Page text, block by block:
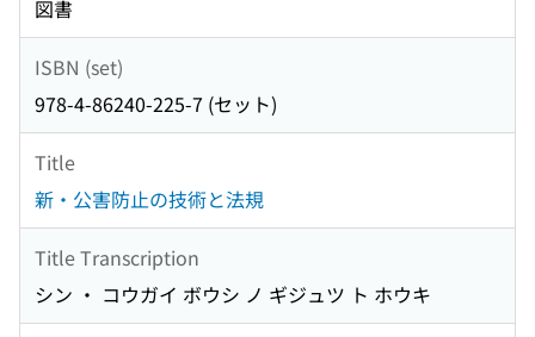
図書
ISBN (set)
978-4-86240-225-7 (セット)
Title
新・公害防止の技術と法規
Title Transcription
シン ・ コウガイ ボウシ ノ ギジュツ ト ホウキ